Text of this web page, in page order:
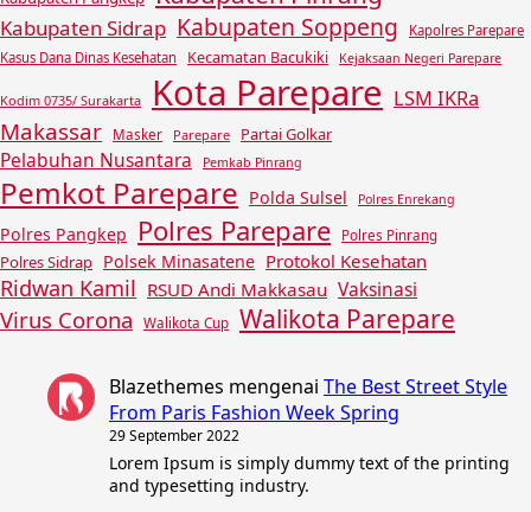
Kabupaten Sidrap Kabupaten Soppeng
Kapolres Parepare
Kasus Dana Dinas Kesehatan
Kecamatan Bacukiki Kejaksaan Negeri Parepare
Kodim 0735/ Surakarta Kota Parepare LSM IKRa
Makassar Masker Parepare Partai Golkar
Pelabuhan Nusantara Pemkab Pinrang
Pemkot Parepare Polda Sulsel Polres Enrekang
Polres Pangkep Polres Parepare Polres Pinrang
Polres Sidrap Polsek Minasatene Protokol Kesehatan
Ridwan Kamil RSUD Andi Makkasau Vaksinasi
Virus Corona Walikota Cup Walikota Parepare
Blazethemes mengenai The Best Street Style
From Paris Fashion Week Spring
29 September 2022
Lorem Ipsum is simply dummy text of the printing
and typesetting industry.